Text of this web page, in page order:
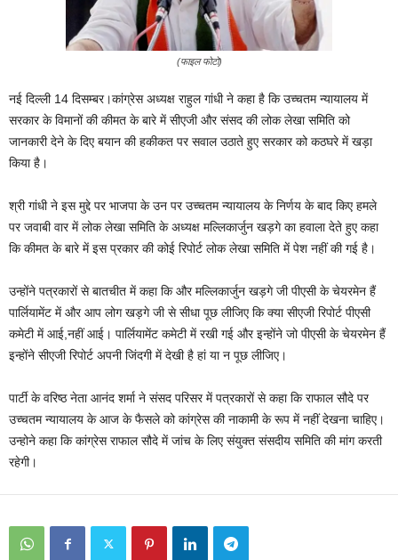
(फाइल फोटो)
नई दिल्ली 14 दिसम्बर।कांग्रेस अध्‍यक्ष राहुल गांधी ने कहा है कि उच्‍चतम न्‍यायालय में
सरकार के विमानों की कीमत के बारे में सीएजी और संसद की लोक लेखा समिति को
जानकारी देने के दिए बयान की हकीकत पर सवाल उठाते हुए सरकार को कठघरे में खड़ा
किया है।
श्री गांधी ने इस मुद्दे पर भाजपा के उन पर उच्चतम न्यायालय के निर्णय के बाद किए हमले
पर जवाबी वार में लोक लेखा समिति के अध्‍यक्ष मल्लिकार्जुन खड़गे का हवाला देते हुए कहा
कि कीमत के बारे में इस प्रकार की कोई रिपोर्ट लोक लेखा समिति में पेश नहीं की गई है।
उन्होंने पत्रकारों से बातचीत में कहा कि और मल्लिकार्जुन खड़गे जी पीएसी के चेयरमेन हैं
पार्लियामेंट में और आप लोग खड़गे जी से सीधा पूछ लीजिए कि क्या सीएजी रिपोर्ट पीएसी
कमेटी में आई,नहीं आई। पार्लियामेंट कमेटी में रखी गई और इन्होंने जो पीएसी के चेयरमेन हैं
इन्होंने सीएजी रिपोर्ट अपनी जिंदगी में देखी है हां या न पूछ लीजिए।
पार्टी के वरिष्‍ठ नेता आनंद शर्मा ने संसद परिसर में पत्रकारों से कहा कि राफाल सौदे पर
उच्‍चतम न्‍यायालय के आज के फैसले को कांग्रेस की नाकामी के रूप में नहीं देखना चाहिए।
उन्होने कहा कि कांग्रेस राफाल सौदे में जांच के लिए संयुक्‍त संसदीय समिति की मांग करती
रहेगी।